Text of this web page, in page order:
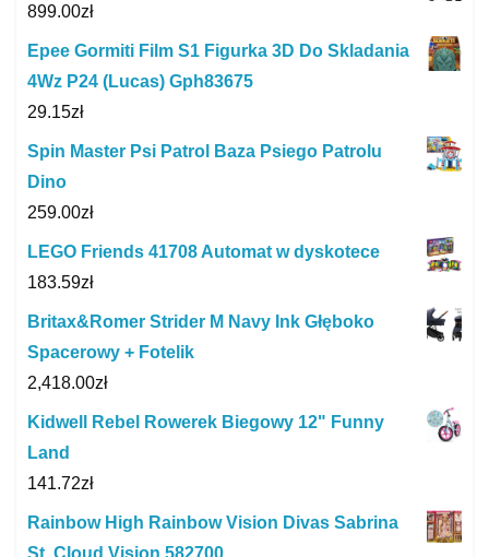
899.00zł
Epee Gormiti Film S1 Figurka 3D Do Skladania
4Wz P24 (Lucas) Gph83675
29.15zł
Spin Master Psi Patrol Baza Psiego Patrolu
Dino
259.00zł
LEGO Friends 41708 Automat w dyskotece
183.59zł
Britax&Romer Strider M Navy Ink Głęboko
Spacerowy + Fotelik
2,418.00zł
Kidwell Rebel Rowerek Biegowy 12" Funny
Land
141.72zł
Rainbow High Rainbow Vision Divas Sabrina
St. Cloud Vision 582700